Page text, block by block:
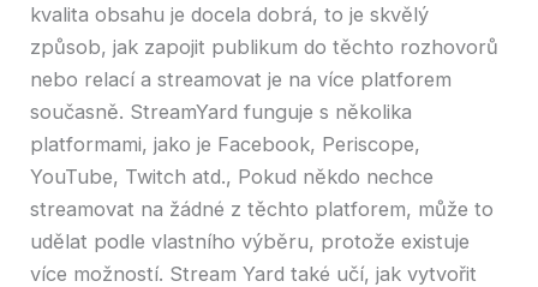
kvalita obsahu je docela dobrá, to je skvělý
způsob, jak zapojit publikum do těchto rozhovorů
nebo relací a streamovat je na více platforem
současně. StreamYard funguje s několika
platformami, jako je Facebook, Periscope,
YouTube, Twitch atd., Pokud někdo nechce
streamovat na žádné z těchto platforem, může to
udělat podle vlastního výběru, protože existuje
více možností. Stream Yard také učí, jak vytvořit